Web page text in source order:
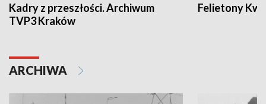
Kadry z przeszłości. Archiwum
TVP3 Kraków
Felietony
ARCHIWA